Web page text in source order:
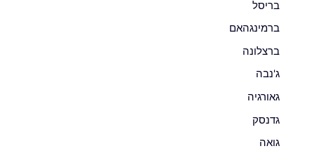
בריסל
ברמינגהאם
ברצלונה
ג'נבה
גאורגיה
גדנסק
גואה